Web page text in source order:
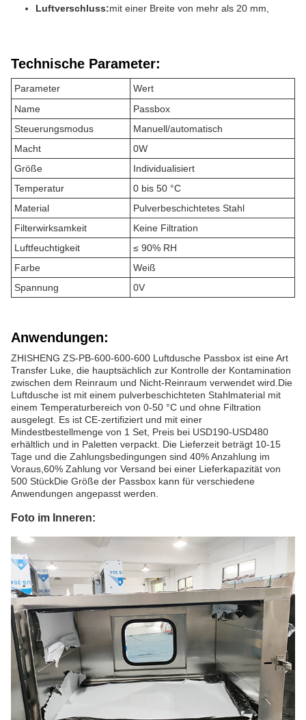
Luftverschluss:mit einer Breite von mehr als 20 mm,
Technische Parameter:
Parameter
Wert
Name
Passbox
Steuerungsmodus
Manuell/automatisch
Macht
0W
Größe
Individualisiert
Temperatur
0 bis 50 °C
Material
Pulverbeschichtetes Stahl
Filterwirksamkeit
Keine Filtration
Luftfeuchtigkeit
≤ 90% RH
Farbe
Weiß
Spannung
0V
Anwendungen:
ZHISHENG ZS-PB-600-600-600 Luftdusche Passbox ist eine Art
Transfer Luke, die hauptsächlich zur Kontrolle der Kontamination
zwischen dem Reinraum und Nicht-Reinraum verwendet wird.Die
Luftdusche ist mit einem pulverbeschichteten Stahlmaterial mit
einem Temperaturbereich von 0-50 °C und ohne Filtration
ausgelegt. Es ist CE-zertifiziert und mit einer
Mindestbestellmenge von 1 Set, Preis bei USD190-USD480
erhältlich und in Paletten verpackt. Die Lieferzeit beträgt 10-15
Tage und die Zahlungsbedingungen sind 40% Anzahlung im
Voraus,60% Zahlung vor Versand bei einer Lieferkapazität von
500 StückDie Größe der Passbox kann für verschiedene
Anwendungen angepasst werden.
Foto im Inneren: